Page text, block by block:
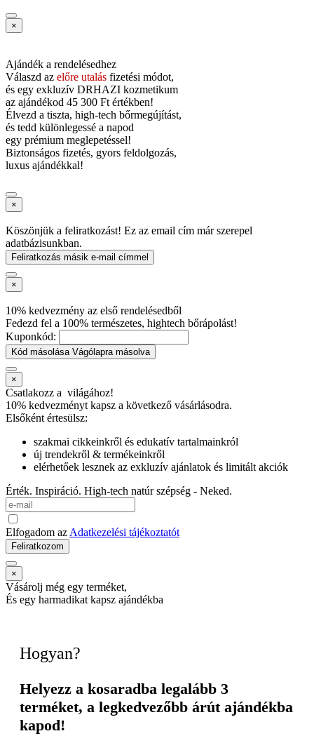
×
Ajándék a rendelésedhez
Válaszd az előre utalás fizetési módot,
és egy exkluzív DRHAZI kozmetikum
az ajándékod 45 300 Ft értékben!
Élvezd a tiszta, high-tech bőrmegújítást,
és tedd különlegessé a napod
egy prémium meglepetéssel!
Biztonságos fizetés, gyors feldolgozás,
luxus ajándékkal!
×
Köszönjük a feliratkozást! Ez az email cím már szerepel
adatbázisunkban.
Feliratkozás másik e-mail címmel
×
10% kedvezmény az első rendelésedből
Fedezd fel a 100% természetes, hightech bőrápolást!
Kuponkód:
Kód másolása Vágólapra másolva
×
Csatlakozz a világához!
10% kedvezményt kapsz a következő vásárlásodra.
Elsőként értesülsz:
szakmai cikkeinkről és edukatív tartalmainkról
új trendekről & termékeinkről
elérhetőek lesznek az exkluzív ajánlatok és limitált akciók
Érték. Inspiráció. High-tech natúr szépség - Neked.
Elfogadom az Adatkezelési tájékoztatót
Feliratkozom
×
Vásárolj még egy terméket,
És egy harmadikat kapsz ajándékba
Hogyan?
Helyezz a kosaradba legalább 3
terméket, a legkedvezőbb árút ajándékba
kapod!